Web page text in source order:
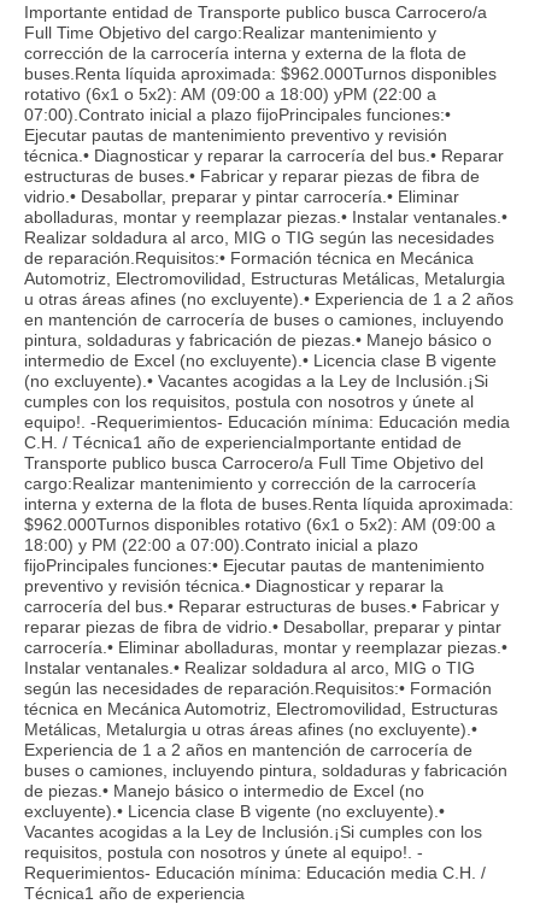
Importante entidad de Transporte publico busca Carrocero/a
Full Time Objetivo del cargo:Realizar mantenimiento y
corrección de la carrocería interna y externa de la flota de
buses.Renta líquida aproximada: $962.000Turnos disponibles
rotativo (6x1 o 5x2): AM (09:00 a 18:00) yPM (22:00 a
07:00).Contrato inicial a plazo fijoPrincipales funciones:•
Ejecutar pautas de mantenimiento preventivo y revisión
técnica.• Diagnosticar y reparar la carrocería del bus.• Reparar
estructuras de buses.• Fabricar y reparar piezas de fibra de
vidrio.• Desabollar, preparar y pintar carrocería.• Eliminar
abolladuras, montar y reemplazar piezas.• Instalar ventanales.•
Realizar soldadura al arco, MIG o TIG según las necesidades
de reparación.Requisitos:• Formación técnica en Mecánica
Automotriz, Electromovilidad, Estructuras Metálicas, Metalurgia
u otras áreas afines (no excluyente).• Experiencia de 1 a 2 años
en mantención de carrocería de buses o camiones, incluyendo
pintura, soldaduras y fabricación de piezas.• Manejo básico o
intermedio de Excel (no excluyente).• Licencia clase B vigente
(no excluyente).• Vacantes acogidas a la Ley de Inclusión.¡Si
cumples con los requisitos, postula con nosotros y únete al
equipo!. -Requerimientos- Educación mínima: Educación media
C.H. / Técnica1 año de experienciaImportante entidad de
Transporte publico busca Carrocero/a Full Time Objetivo del
cargo:Realizar mantenimiento y corrección de la carrocería
interna y externa de la flota de buses.Renta líquida aproximada:
$962.000Turnos disponibles rotativo (6x1 o 5x2): AM (09:00 a
18:00) y PM (22:00 a 07:00).Contrato inicial a plazo
fijoPrincipales funciones:• Ejecutar pautas de mantenimiento
preventivo y revisión técnica.• Diagnosticar y reparar la
carrocería del bus.• Reparar estructuras de buses.• Fabricar y
reparar piezas de fibra de vidrio.• Desabollar, preparar y pintar
carrocería.• Eliminar abolladuras, montar y reemplazar piezas.•
Instalar ventanales.• Realizar soldadura al arco, MIG o TIG
según las necesidades de reparación.Requisitos:• Formación
técnica en Mecánica Automotriz, Electromovilidad, Estructuras
Metálicas, Metalurgia u otras áreas afines (no excluyente).•
Experiencia de 1 a 2 años en mantención de carrocería de
buses o camiones, incluyendo pintura, soldaduras y fabricación
de piezas.• Manejo básico o intermedio de Excel (no
excluyente).• Licencia clase B vigente (no excluyente).•
Vacantes acogidas a la Ley de Inclusión.¡Si cumples con los
requisitos, postula con nosotros y únete al equipo!. -
Requerimientos- Educación mínima: Educación media C.H. /
Técnica1 año de experiencia